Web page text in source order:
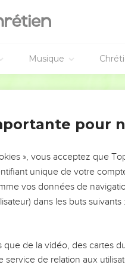
Musique
bien revenir à la maison
et reviendront à
peuple : Vous êtes assez
(des veaux) jusqu’à Dan.
pris parmi tout le
jour du mois, comme la
aux veaux qu’il
du huitième mois, mois
pour
», vous acceptez que
unique de votre
vos données de
dans les buts suivants :
que de la vidéo, des cartes
de relation aux